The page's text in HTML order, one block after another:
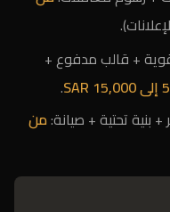
+ قالب مدفوع +
.
بنية تحتية + صيانة:من